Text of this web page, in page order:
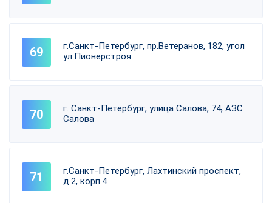
г.Санкт-Петербург, пр.Ветеранов, 182, угол
ул.Пионерстроя
г. Санкт-Петербург, улица Салова, 74, АЗС
Салова
г.Санкт-Петербург, Лахтинский проспект,
д.2, корп.4